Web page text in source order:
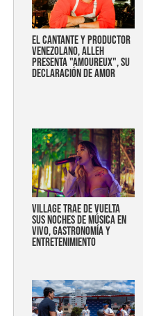
EL CANTANTE Y PRODUCTOR
VENEZOLANO, ALLEH
PRESENTA "AMOUREUX", SU
DECLARACIÓN DE AMOR
Village trae de vuelta
sus noches de música en
vivo, gastronomía y
entretenimiento